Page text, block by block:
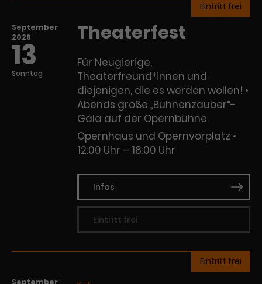
September
2026
13
Sonntag
Eintritt frei
Theaterfest
Für Neugierige,
Theaterfreund*innen und
diejenigen, die es werden wollen! •
Abends große „Bühnenzauber“-
Gala auf der Opernbühne
Opernhaus und Opernvorplatz
12:00 Uhr – 18:00 Uhr
Infos
Eintritt frei
September
Eintritt frei